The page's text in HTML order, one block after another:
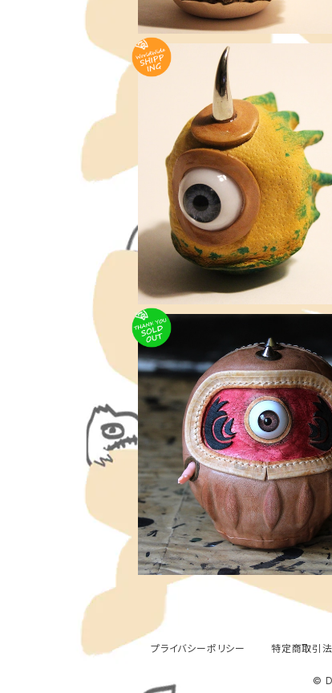
焔 - 子鬼 達磨 ≪ 愛でだるま ≫
me - KOONI Daruma ,
¥6,600
角 - 赤鬼 達磨 ≪ 愛でだるま ≫
ONI Daruma , Medium
¥22,000
SOLD OUT
プライバシーポリシー 特定商取引
©